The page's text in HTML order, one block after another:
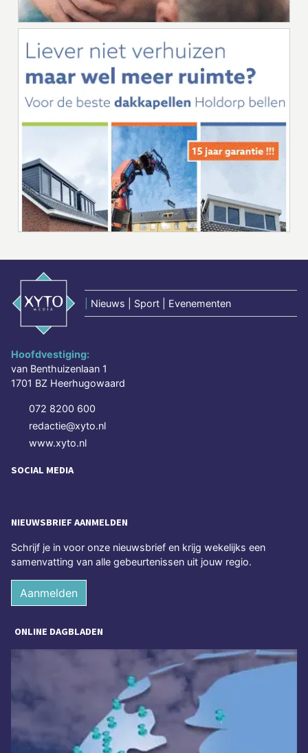
Nieuws | Sport | Evenementen
Hoofdvestiging:
van Benthuizenlaan 1
1701 BZ Heerhugowaard
072 8200 600
redactie@xyto.nl
www.xyto.nl
SOCIAL MEDIA
NIEUWSBRIEF AANMELDEN
Schrijf je in voor onze nieuwsbrief en krijg wekelijks een
samenvatting van alle gebeurtenissen uit jouw regio.
Aanmelden
ONLINE DAGBLADEN